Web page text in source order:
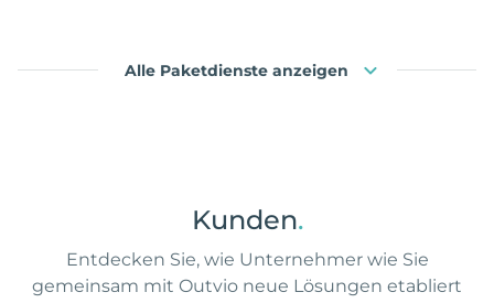
Alle Paketdienste anzeigen
Kunden.
Entdecken Sie, wie Unternehmer wie Sie
gemeinsam mit Outvio neue Lösungen etabliert